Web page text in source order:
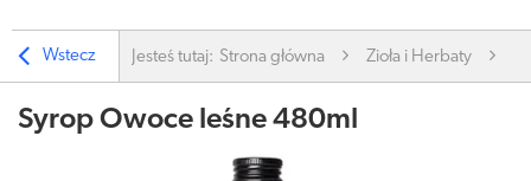
Wstecz Jesteś tutaj: Strona główna Zioła i Herbaty
Syrop Owoce leśne 480ml